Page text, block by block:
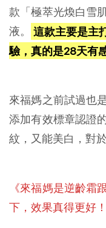
款「極萃光煥白雪
液。
這款主要是主
驗，真的是28天有
來福媽之前試過也
添加有效標章認證
紋，又能美白，對
《來福媽是逆齡霜
下，效果真得更好！